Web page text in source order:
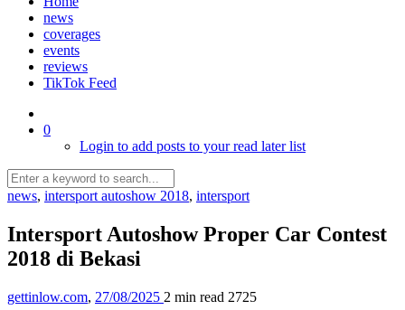
news
coverages
events
reviews
TikTok Feed
0
Login to add posts to your read later list
news, intersport autoshow 2018, intersport
Intersport Autoshow Proper Car Contest
2018 di Bekasi
gettinlow.com, 27/08/2025 2 min read 2725